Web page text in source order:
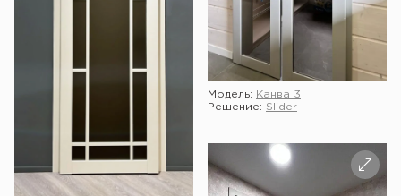
Модель:
Канва 3
Решение: Slider